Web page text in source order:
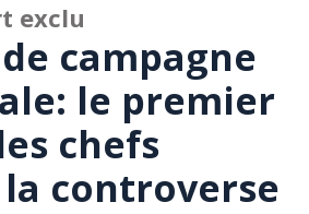
exclu
campagne
le premier
chefs
controverse